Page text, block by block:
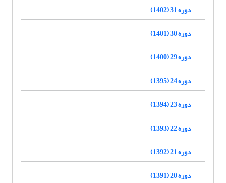
دوره 31 (1402)
دوره 30 (1401)
دوره 29 (1400)
دوره 24 (1395)
دوره 23 (1394)
دوره 22 (1393)
دوره 21 (1392)
دوره 20 (1391)